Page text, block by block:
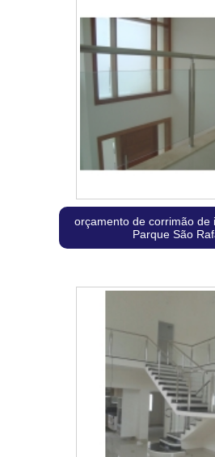
orçamento de corrimão de
Parque São